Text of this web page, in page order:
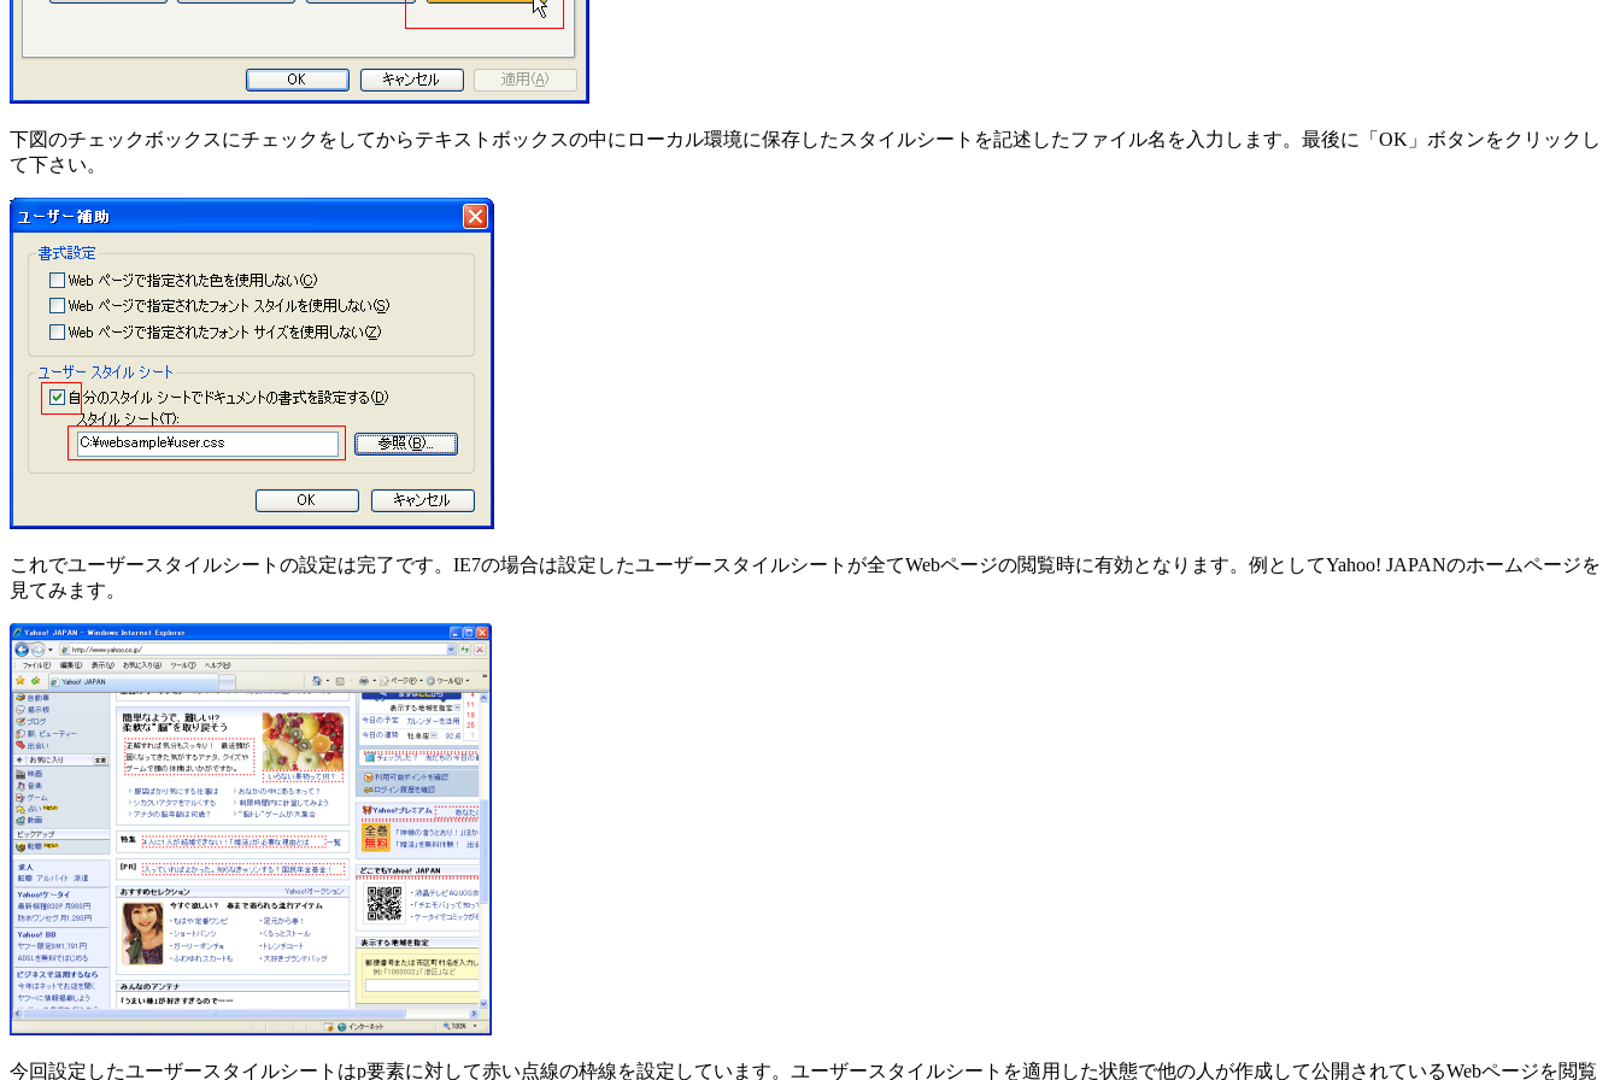
下図のチェックボックスにチェックをしてからテキストボックスの中にローカル環境に保存したスタイルシートを記述したファイル名を入力します。最後に「OK」ボタンをクリックし
て下さい。
これでユーザースタイルシートの設定は完了です。IE7の場合は設定したユーザースタイルシートが全てWebページの閲覧時に有効となります。例としてYahoo! JAPANのホームページを
見てみます。
今回設定したユーザースタイルシートはp要素に対して赤い点線の枠線を設定しています。ユーザースタイルシートを適用した状態で他の人が作成して公開されているWebページを閲覧